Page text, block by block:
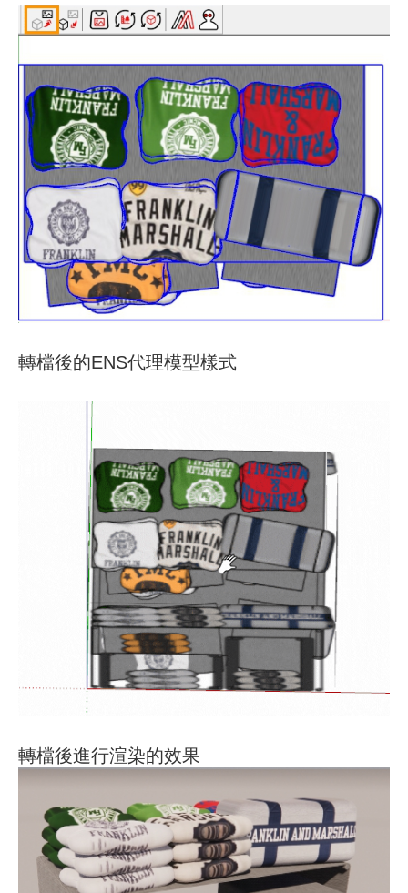
轉檔後的ENS代理模型樣式
轉檔後進行渲染的效果